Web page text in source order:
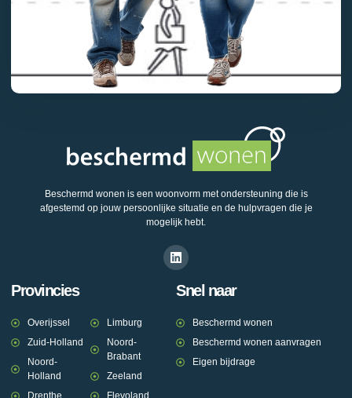
Beschermd wonen is een woonvorm met ondersteuning die is
afgestemd op jouw persoonlijke situatie en de hulpvragen die je
mogelijk hebt.
Provincies
Overijssel
Zuid-Holland
Noord-
Holland
Limburg
Noord-
Brabant
Zeeland
Snel naar
Beschermd wonen
Beschermd wonen aanvragen
Eigen bijdrage